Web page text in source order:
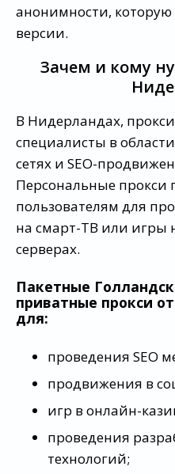
анонимности,
версии.
Зачем и кому
В Нидерландах,
специалисты в
сетях и SEO-
Персональные
пользователям для
на смарт-ТВ или игры
серверах.
Пакетные
приватные прокси
для:
проведения SEO
продвижения в
игр в онлайн-
проведения
технологий;